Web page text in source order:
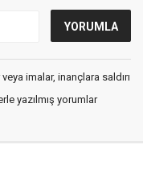
imalar, inançlara saldırı
yazılmış yorumlar